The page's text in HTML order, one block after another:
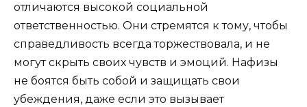
отличаются высокой социальной
ответственностью. Они стремятся к тому, чтобы
справедливость всегда торжествовала, и не
могут скрыть своих чувств и эмоций. Нафизы
не боятся быть собой и защищать свои
убеждения, даже если это вызывает